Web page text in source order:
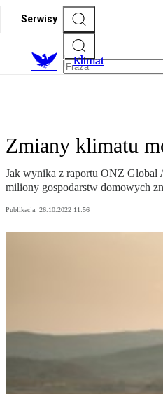
Serwisy
Klimat
Zmiany klimatu
Jak wynika z raportu ONZ Global
miliony gospodarstw domowych
Publikacja: 26.10.2022 11:56